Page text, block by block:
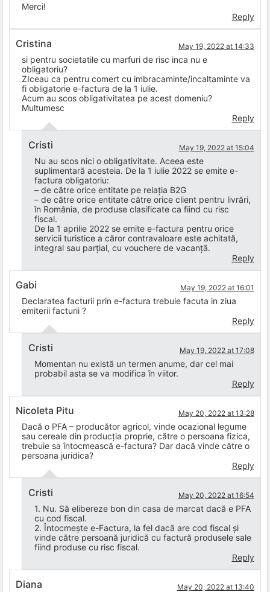
Merci!
Reply
Cristina May 19, 2022 at 14:33
si pentru societatile cu marfuri de risc inca nu e
obligatoriu?
ZIceau ca pentru comert cu imbracaminte/incaltaminte va
fi obligatorie e-factura de la 1 iulie.
Acum au scos obligativitatea pe acest domeniu?
Multumesc
Reply
Cristi May 19, 2022 at 15:04
Nu au scos nici o obligativitate. Aceea este
suplimentară acesteia. De la 1 iulie 2022 se emite e-
factura obligatoriu:
– de către orice entitate pe relația B2G
– de către orice entitate către orice client pentru livrări,
în România, de produse clasificate ca fiind cu risc
fiscal.
De la 1 aprilie 2022 se emite e-factura pentru orice
servicii turistice a căror contravaloare este achitată,
integral sau parțial, cu vouchere de vacanță.
Reply
Gabi May 19, 2022 at 16:01
Declaratea facturii prin e-factura trebuie facuta in ziua
emiterii facturii ?
Reply
Cristi May 19, 2022 at 17:08
Momentan nu există un termen anume, dar cel mai
probabil asta se va modifica în viitor.
Reply
Nicoleta Pitu May 20, 2022 at 13:28
Dacă o PFA – producător agricol, vinde ocazional legume
sau cereale din producția proprie, către o persoana fizica,
trebuie sa întocmească e-factura? Dar dacă vinde către o
persoana juridica?
Reply
Cristi May 20, 2022 at 16:54
1. Nu. Să elibereze bon din casa de marcat dacă e PFA
cu cod fiscal.
2. Întocmește e-Factura, la fel dacă are cod fiscal și
vinde către persoană juridică cu factură produsele sale
fiind produse cu risc fiscal.
Reply
Diana May 20, 2022 at 13:40